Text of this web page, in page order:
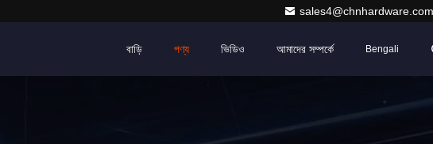
sales4@chnhardware.com
বাড়ি পণ্য ভিডিও আমাদের সম্পর্কে Bengali